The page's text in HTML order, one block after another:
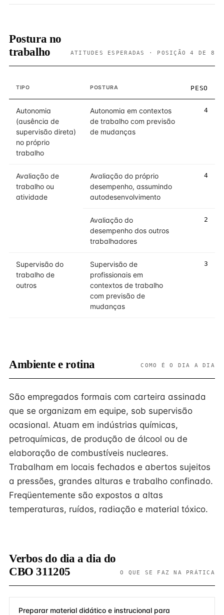
Postura no
trabalho
ATITUDES ESPERADAS · POSIÇÃO 4 DE 8
TIPO POSTURA PESO
Autonomia
(ausência de
supervisão direta)
no próprio
trabalho
Autonomia em contextos
de trabalho com previsão
de mudanças
4
Avaliação de
trabalho ou
atividade
Avaliação do próprio
desempenho, assumindo
autodesenvolvimento
4
Avaliação do
desempenho dos outros
trabalhadores
2
Supervisão do
trabalho de
outros
Supervisão de
profissionais em
contextos de trabalho
com previsão de
mudanças
3
Ambiente e rotina COMO É O DIA A DIA
São empregados formais com carteira assinada
que se organizam em equipe, sob supervisão
ocasional. Atuam em indústrias químicas,
petroquímicas, de produção de álcool ou de
elaboração de combustíveis nucleares.
Trabalham em locais fechados e abertos sujeitos
a pressões, grandes alturas e trabalho confinado.
Freqüentemente são expostos a altas
temperaturas, ruídos, radiação e material tóxico.
Verbos do dia a dia do
CBO 311205
O QUE SE FAZ NA PRÁTICA
Preparar material didático e instrucional para